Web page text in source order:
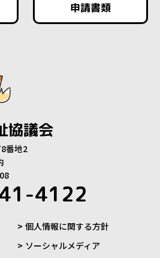
申請書類
協議会
番地2
4122
個人情報に関する方針
ソーシャルメディア